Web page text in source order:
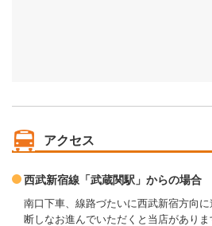
アクセス
西武新宿線「武蔵関駅」からの場合
南口下車、線路づたいに西武新宿方向
断しなお進んでいただくと当店がありま